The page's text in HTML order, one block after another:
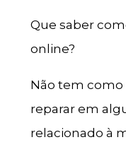
Que saber
online?
Não tem como
reparar em
relacionado à